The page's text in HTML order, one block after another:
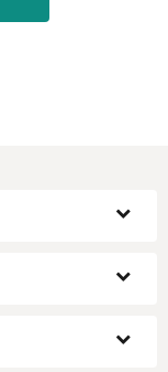
mozak,
zabavu,